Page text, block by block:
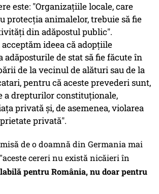
este: "Organizațiile locale, care
protecția animalelor, trebuie să fie
din adăpostul public".
ideea că adopțiile
adăposturile de stat să fie făcute în
de la vecinul de alături sau de la
pentru că aceste prevederi sunt,
a drepturilor constituționale,
privată și, de asemenea, violarea
privată".
de o doamnă din Germania mai
cereri nu există nicăieri în
pentru România, nu doar pentru